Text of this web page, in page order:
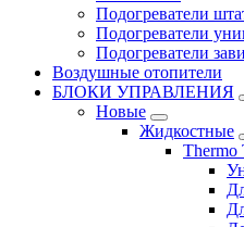
Подогреватели
Подогреватели
Подогреватели
Воздушные отопители
БЛОКИ УПРАВЛЕНИЯ
Новые
Жидкостные
Thermo